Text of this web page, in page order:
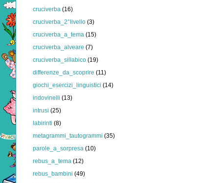
cruciverba (16)
cruciverba_2°livello (3)
cruciverba_a_tema (15)
cruciverba_alveare (7)
cruciverba_sillabico (19)
differenze_da_scoprire (11)
giochi_esercizi_linguistici (14)
indovinelli (13)
intrusi (25)
labirinti (8)
metagrammi_tautogrammi (35)
parole_a_sorpresa (10)
rebus_a_tema (12)
rebus_bambini (49)